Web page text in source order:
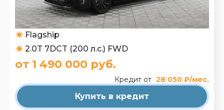
Flagship
2.0T 7DCT (200 л.с.) FWD
от 1 490 000 руб.
Кредит от 28 050 ₽/мес.
Купить в кредит